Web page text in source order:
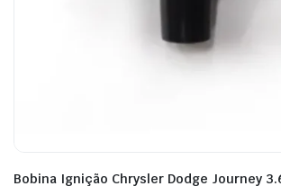
Bobina Ignição Chrysler Dodge Journey